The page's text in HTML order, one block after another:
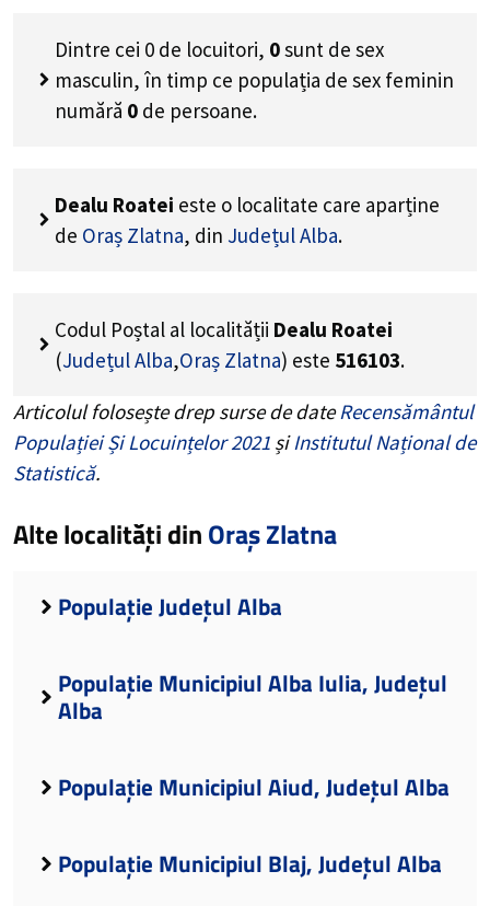
Dintre cei 0 de locuitori, 0sunt de sex
masculin, în timp ce populația de sex feminin
numără 0 de persoane.
Dealu Roatei este o localitate care aparține
de Oraș Zlatna, din Județul Alba.
Codul Poștal al localității Dealu Roatei
(Județul Alba,Oraș Zlatna) este 516103.
Articolul folosește drep surse de dateRecensământul
Populației Și Locuințelor 2021 șiInstitutul Național de
Statistică.
Alte localități dinOraș Zlatna
Populație Județul Alba
Populație Municipiul Alba Iulia, Județul
Alba
Populație Municipiul Aiud, Județul Alba
Populație Municipiul Blaj, Județul Alba